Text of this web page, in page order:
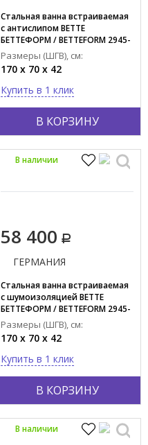
В КОРЗИНУ
Стальная ванна встраиваемая
с антислипом BETTE
БЕТТЕФОРМ / BETTEFORM 2945-
000 AS AD
Размеры (ШГВ), см:
170 x 70 x 42
Купить в 1 клик
58 400
В КОРЗИНУ
ГЕРМАНИЯ
Стальная ванна встраиваемая
с шумоизоляцией BETTE
БЕТТЕФОРМ / BETTEFORM 2945-
000 AD
Размеры (ШГВ), см:
170 x 70 x 42
Купить в 1 клик
В наличии
В наличии